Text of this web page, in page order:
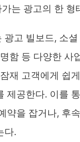
는 광고의 한 형
광고 빌보드, 소
함 등 다양한 사
재 고객에게 쉽
제공한다. 이를
약을 잡거나, 후
다.